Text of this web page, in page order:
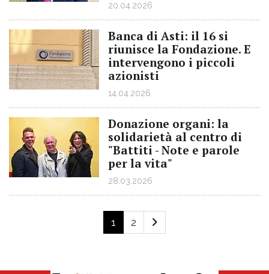
20.04.2026
Banca di Asti: il 16 si
riunisce la Fondazione. E
intervengono i piccoli
azionisti
14.04.2026
Donazione organi: la
solidarietà al centro di
"Battiti - Note e parole
per la vita"
28.03.2026
1 2